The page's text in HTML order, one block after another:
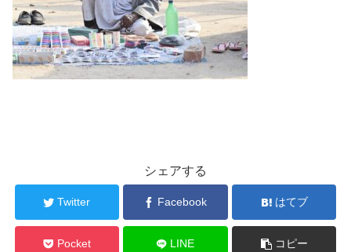
シェアする
Twitter Facebook はてブ
Pocket LINE コピー